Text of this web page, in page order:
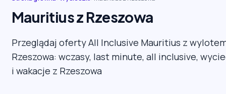
Mauritius z Rzeszowa
Przeglądaj oferty All Inclusive Mauritius z
Rzeszowa: wczasy, last minute, all inclusive,
i wakacje z Rzeszowa